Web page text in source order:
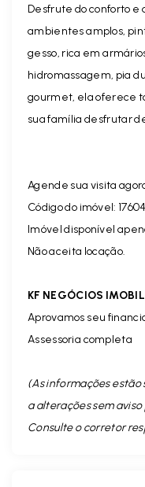
Desfrute do conforto e
ambientes amplos,
gesso, rica em
hidromassagem, pia
gourmet, ela oferece
sua família desfrutar
Agende sua visita
Código do imóvel: 17604
Imóvel disponível
Não aceita locação.
KF NEGÓCIOS
Aprovamos seu
Assessoria completa
(As informações estão
a alterações sem aviso
Consulte o corretor